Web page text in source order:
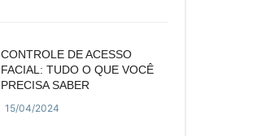
CONTROLE DE ACESSO
FACIAL: TUDO O QUE VOCÊ
PRECISA SABER
15/04/2024